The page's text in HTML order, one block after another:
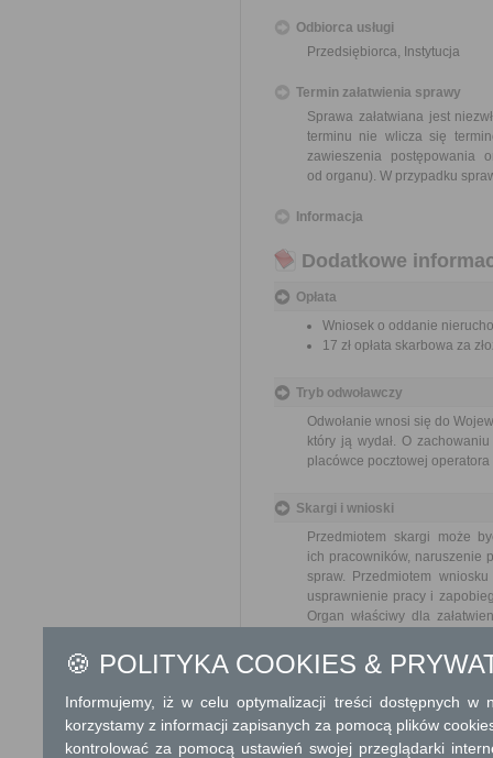
Odbiorca usługi
Przedsiębiorca, Instytucja
Termin załatwienia sprawy
Sprawa załatwiana jest
terminu nie wlicza się
zawieszenia postępowania
od organu). W przypadku
Informacja
Dodatkowe
Opłata
Wniosek o oddanie
17 zł opłata skarbowa za
Tryb odwoławczy
Odwołanie wnosi się do
który ją wydał. O
placówce pocztowej
Skargi i wnioski
Przedmiotem skargi może
ich pracowników, naruszenie
spraw. Przedmiotem
usprawnienie pracy i
Organ właściwy dla
Państwowym jednostkom
Państwa lub pozostające w
🍪 POLITYKA COOKIES &
Informujemy, iż w celu optymalizacji treści dostępnych w
korzystamy z informacji zapisanych za pomocą plików
kontrolować za pomocą ustawień swojej przeglądarki